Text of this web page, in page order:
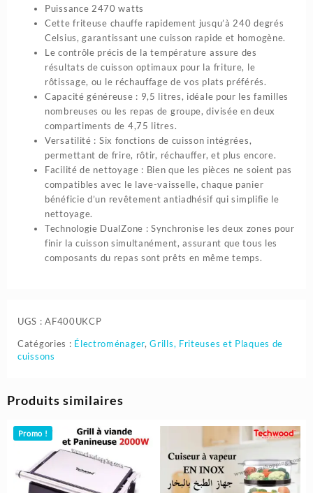
Puissance 2470 watts
Cette friteuse chauffe rapidement jusqu’à 240 degrés
Celsius, garantissant une cuisson rapide et homogène.
Le contrôle précis de la température assure des
résultats de cuisson optimaux pour la friture, le
rôtissage, ou le réchauffage de vos plats préférés.
Capacité généreuse : 9,5 litres, idéale pour les familles
nombreuses ou les repas de groupe, divisée en deux
compartiments de 4,75 litres.
Versatilité : Six fonctions de cuisson intégrées,
permettant de frire, rôtir, réchauffer, et plus encore.
Facilité de nettoyage : Bien que les pièces ne soient pas
compatibles avec le lave-vaisselle, chaque panier
bénéficie d’un revêtement antiadhésif qui simplifie le
nettoyage.
Technologie DualZone : Synchronise les deux zones pour
finir la cuisson simultanément, assurant que tous les
composants du repas sont prêts en même temps.
UGS :AF400UKCP
Catégories : Électroménager,Grills, Friteuses et Plaques de
cuissons
Produits similaires
Promo !